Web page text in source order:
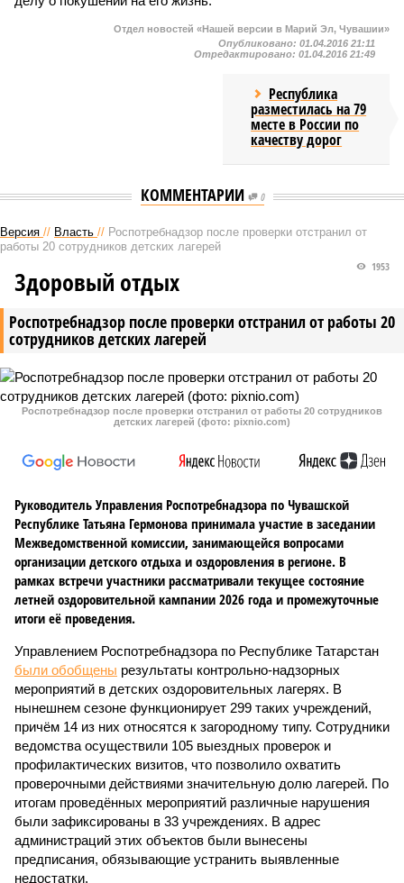
Отдел новостей «Нашей версии в Марий Эл, Чувашии»
Опубликовано: 01.04.2016 21:11
Отредактировано: 01.04.2016 21:49
Республика
разместилась на 79
месте в России по
качеству дорог
КОММЕНТАРИИ 0
Версия // Власть // Роспотребнадзор после проверки отстранил от
работы 20 сотрудников детских лагерей
Роспотребнадзор после проверки отстранил от работы 20
сотрудников детских лагерей
1953
Здоровый отдых
Роспотребнадзор после проверки отстранил от работы 20 сотрудников
детских лагерей (фото: pixnio.com)
Руководитель Управления Роспотребнадзора по Чувашской
Республике Татьяна Гермонова принимала участие в заседании
Межведомственной комиссии, занимающейся вопросами
организации детского отдыха и оздоровления в регионе. В
рамках встречи участники рассматривали текущее состояние
летней оздоровительной кампании 2026 года и промежуточные
итоги её проведения.
Управлением Роспотребнадзора по Республике Татарстан
были обобщены результаты контрольно-надзорных
мероприятий в детских оздоровительных лагерях. В
нынешнем сезоне функционирует 299 таких учреждений,
причём 14 из них относятся к загородному типу. Сотрудники
ведомства осуществили 105 выездных проверок и
профилактических визитов, что позволило охватить
проверочными действиями значительную долю лагерей. По
итогам проведённых мероприятий различные нарушения
были зафиксированы в 33 учреждениях. В адрес
администраций этих объектов были вынесены
предписания, обязывающие устранить выявленные
недостатки.